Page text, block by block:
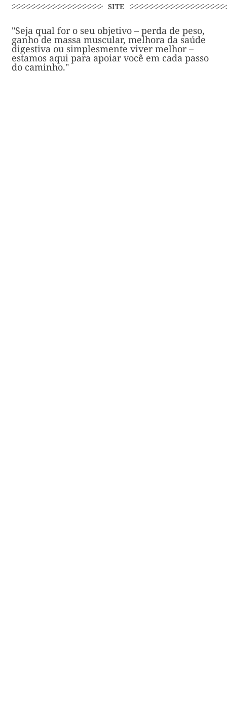
SITE
"Seja qual for o seu objetivo – perda de peso,
ganho de massa muscular, melhora da saúde
digestiva ou simplesmente viver melhor –
estamos aqui para apoiar você em cada passo
do caminho."